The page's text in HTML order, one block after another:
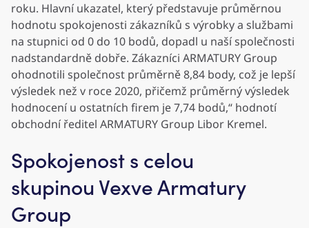
roku. Hlavní ukazatel, který představuje průměrnou
hodnotu spokojenosti zákazníků s výrobky a službami
na stupnici od 0 do 10 bodů, dopadl u naší společnosti
nadstandardně dobře. Zákazníci ARMATURY Group
ohodnotili společnost průměrně 8,84 body, což je lepší
výsledek než v roce 2020, přičemž průměrný výsledek
hodnocení u ostatních firem je 7,74 bodů,“ hodnotí
obchodní ředitel ARMATURY Group Libor Kremel.
Spokojenost s celou
skupinou Vexve Armatury
Group